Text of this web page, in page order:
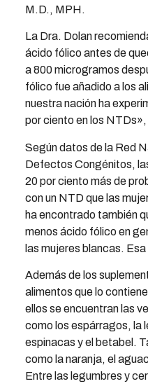
M.D., MPH.
La Dra. Dolan
ácido fólico antes de
a 800 microgramos
fólico fue añadido a los
nuestra nación ha
por ciento en los
Según datos de la Red
Defectos Congénitos,
20 por ciento más de
con un NTD que las
ha encontrado también
menos ácido fólico en
las mujeres blancas.
Además de los
alimentos que lo
ellos se encuentran las
como los espárragos, la
espinacas y el betabel.
como la naranja, el
Entre las legumbres y